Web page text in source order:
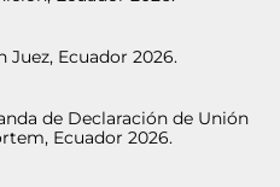
Juez, Ecuador 2026.
de Declaración de Unión
Ecuador 2026.